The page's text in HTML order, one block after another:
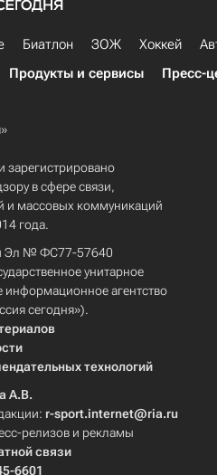
Биатлон ЗОЖ Хоккей
Продукты и сервисы Пресс-
зарегистрировано
в сфере связи,
и массовых коммуникаций
года.
Эл № ФС77-57640
унитарное
агентство
сегодня»).
технологий
А.В.
r-sport.internet@ria.ru
релизов и рекламы
связи
6601